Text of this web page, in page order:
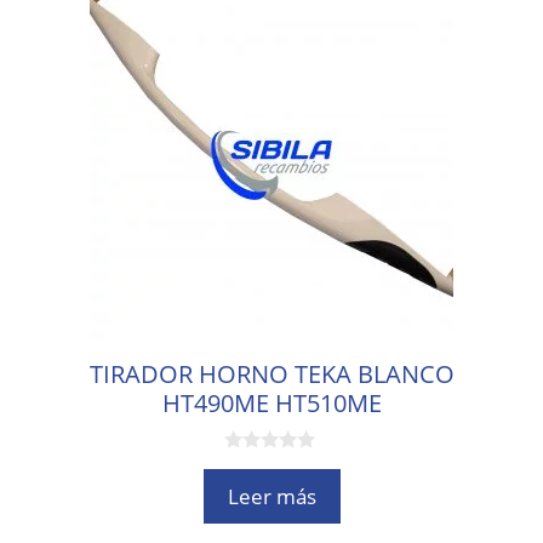
TIRADOR HORNO TEKA BLANCO
HT490ME HT510ME
e
Leer más